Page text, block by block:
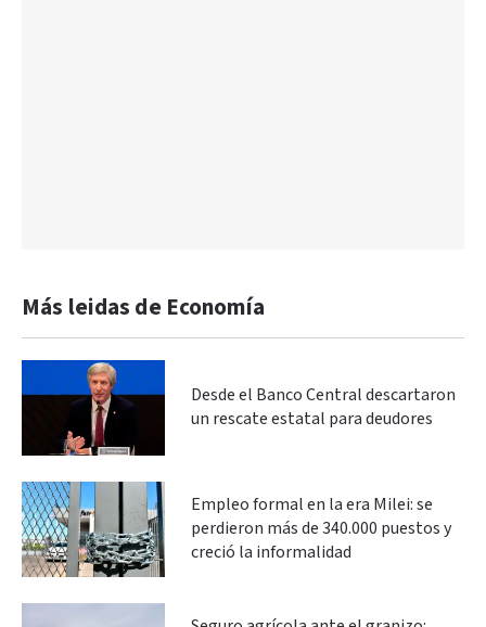
Más leidas de Economía
Desde el Banco Central descartaron
un rescate estatal para deudores
Empleo formal en la era Milei: se
perdieron más de 340.000 puestos y
creció la informalidad